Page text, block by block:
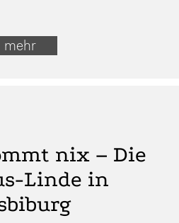
mehr
nix – Die
Linde in